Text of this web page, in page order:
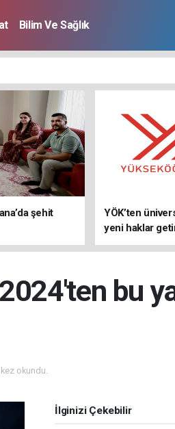
Bilim Ve Sağlık
şehit
YÖK’ten
yeni haklar
bu
okundu.
İlginizi Çekebilir